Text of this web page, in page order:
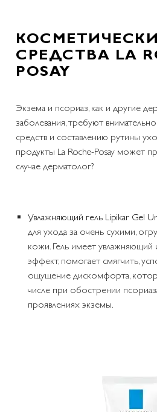
СРЕДСТВА LA
POSAY
Экзема и псориаз, как и другие
заболевания, требуют
средств и составлению рутины
продукты La Roche-Posay может
случае дерматолог?
Увлажняющий гель Lipikar Gel
для ухода за очень сухими,
кожи. Гель имеет
эффект, помогает смягчить,
ощущение дискомфорта,
числе при обострении
проявлениях экземы.